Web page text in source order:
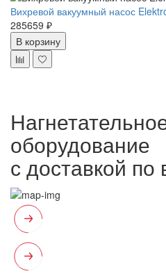
Вихревой вакуумный насос
285659 ₽
В корзину
оборудование
с доставкой по